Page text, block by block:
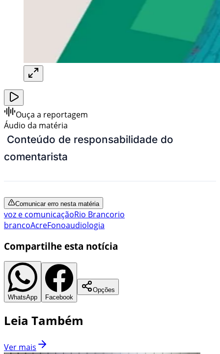
Ouça a reportagem
Áudio da matéria
Conteúdo de responsabilidade do
comentarista
Comunicar erro nesta matéria
voz e comunicaçãoRio Brancorio
brancoAcreFonoaudiologia
Compartilhe esta notícia
WhatsApp Facebook
Opções
Leia Também
Ver mais